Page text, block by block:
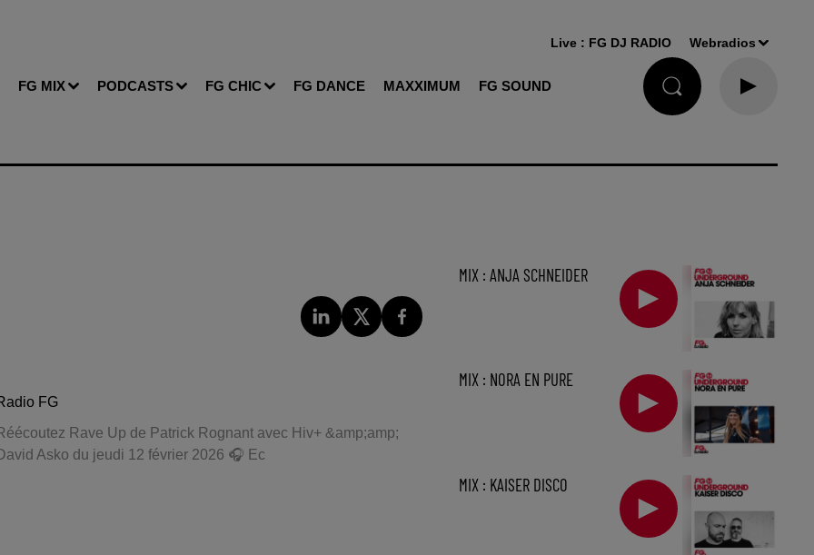
FG MIX PODCASTS FG CHIC FG DANCE MAXXIMUM FG SOUND
Live : FG DJ RADIO Webradios
FG
Rave Up de Patrick Rognant avec Hiv+ &amp;amp;
Asko du jeudi 12 février 2026 🎧 Ec
MIX : ANJA SCHNEIDER
MIX : NORA EN PURE
MIX : KAISER DISCO